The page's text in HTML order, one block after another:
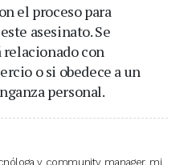
el proceso para
asesinato. Se
con
o si obedece a un
personal.
y community manager, mi